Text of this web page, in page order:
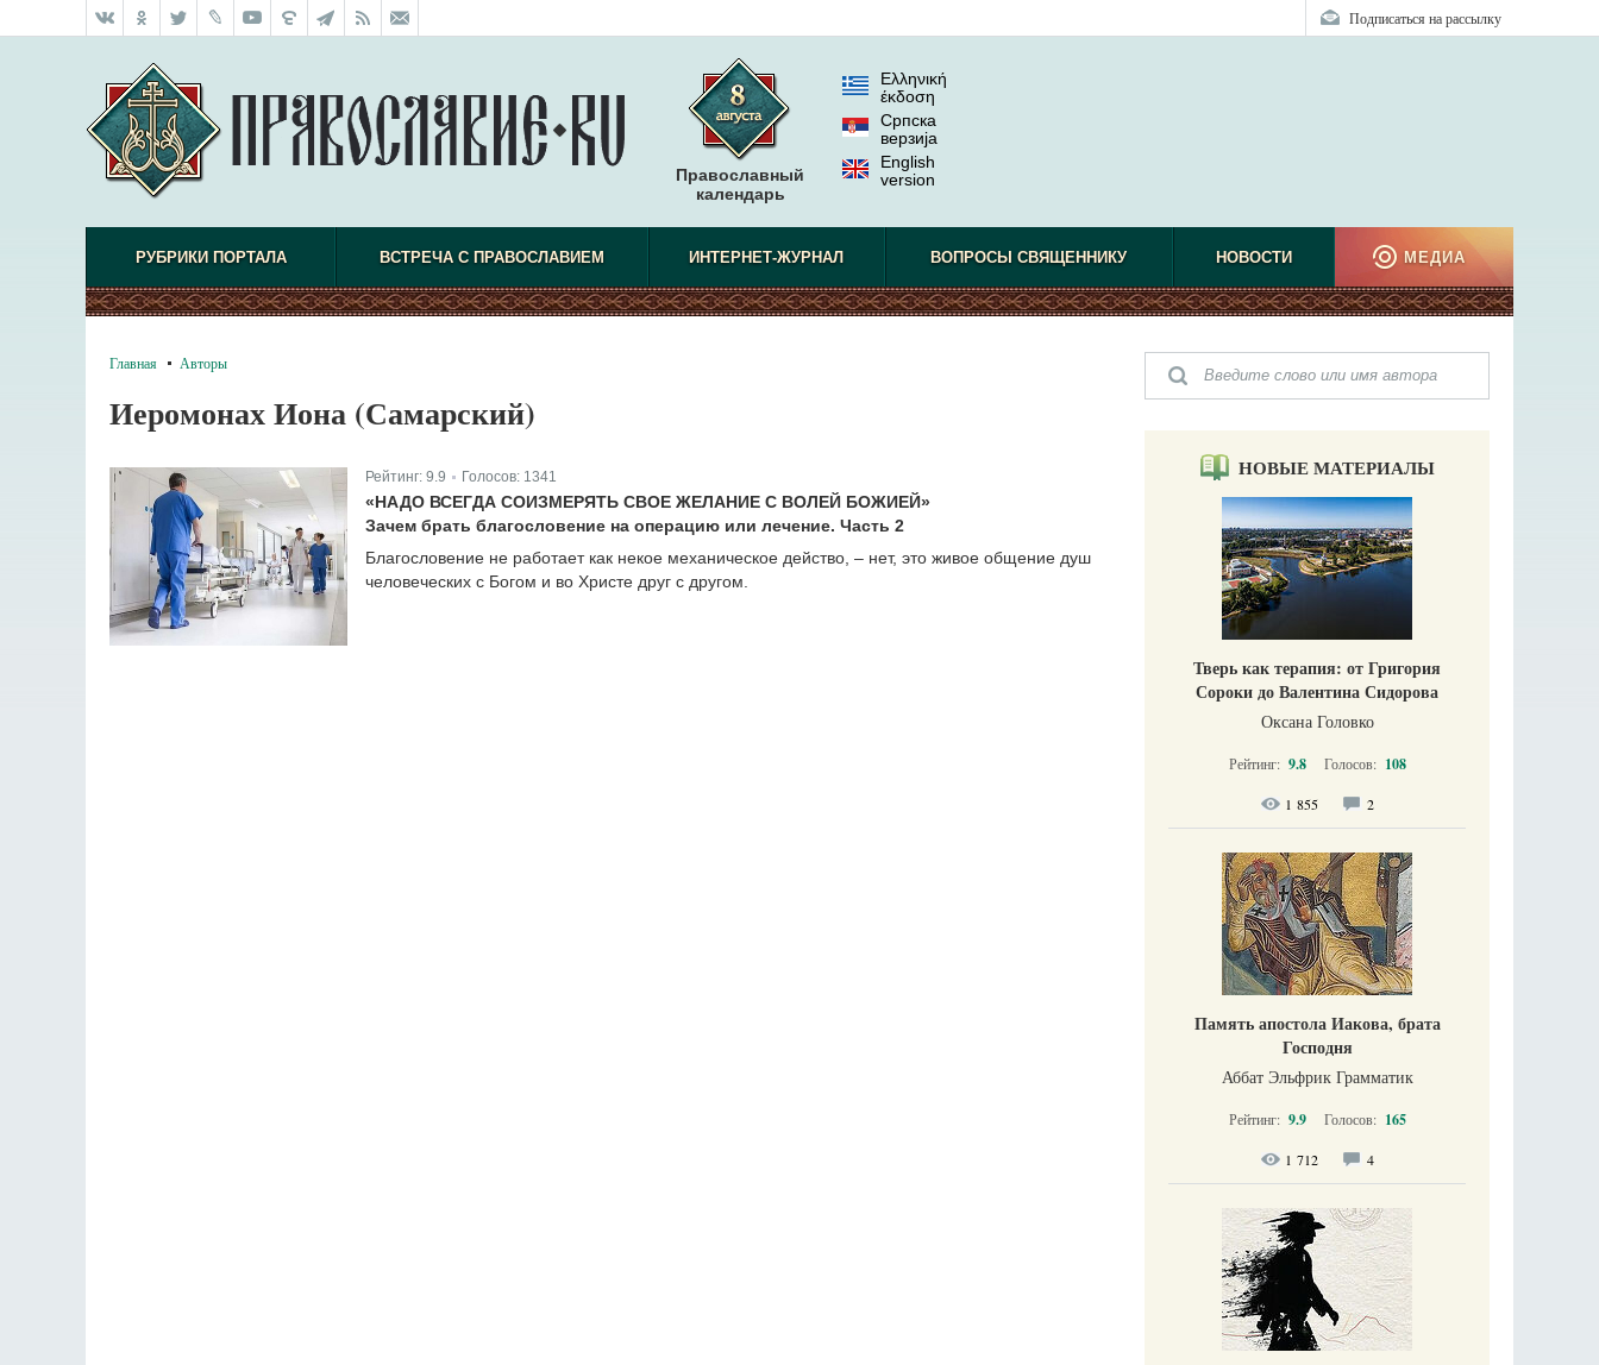
Подписаться на рассылку
Православный
календарь
Ελληνική
έκδοση
Српска
верзиjа
English
version
РУБРИКИ ПОРТАЛА ВСТРЕЧА С ПРАВОСЛАВИЕМ ИНТЕРНЕТ-ЖУРНАЛ ВОПРОСЫ СВЯЩЕННИКУ НОВОСТИ МЕДИА
Главная Авторы
Иеромонах Иона (Самарский)
Рейтинг: 9.9 Голосов: 1341
«НАДО ВСЕГДА СОИЗМЕРЯТЬ СВОЕ ЖЕЛАНИЕ С ВОЛЕЙ БОЖИЕЙ»
Зачем брать благословение на операцию или лечение. Часть 2
Благословение не работает как некое механическое действо, – нет, это живое общение душ
человеческих с Богом и во Христе друг с другом.
НОВЫЕ МАТЕРИАЛЫ
Тверь как терапия: от Григория
Сороки до Валентина Сидорова
Оксана Головко
Рейтинг: 9.8 Голосов: 108
1 855 2
Память апостола Иакова, брата
Господня
Аббат Эльфрик Грамматик
Рейтинг: 9.9 Голосов: 165
1 712 4